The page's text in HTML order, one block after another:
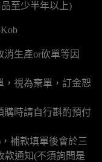
至少半年以上)
生產or砍單等因
視為棄單，訂金恕
時請自行斟酌預付
補款填單後會於三
款通知(不須詢問是